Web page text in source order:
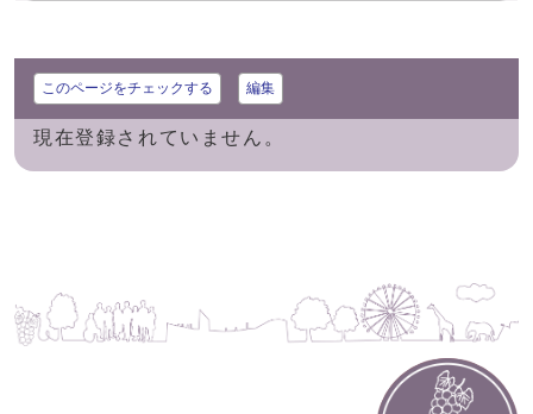
このページをチェックする 編集
現在登録されていません。